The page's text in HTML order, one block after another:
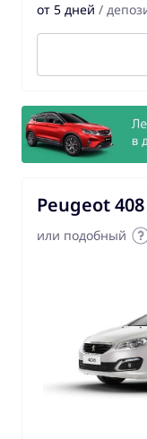
от 5 дней /
Peugeot 408
или подобный